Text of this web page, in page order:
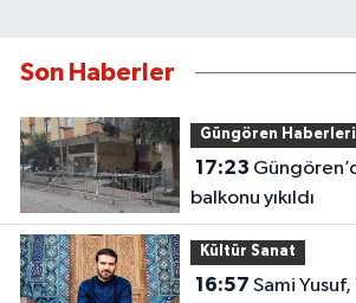
Son Haberler
Güngören Haberleri
17:23
balkonu yıkıldı
Kültür Sanat
16:57